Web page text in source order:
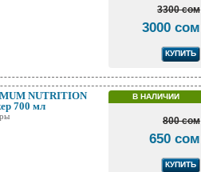
3300 сом
3000 сом
КУПИТЬ
NUTRITION
700 мл
В НАЛИЧИИ
800 сом
650 сом
КУПИТЬ